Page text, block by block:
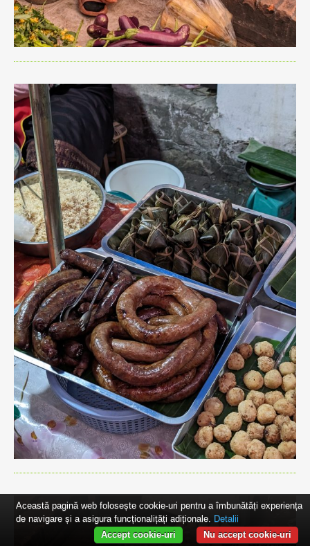
Această pagină web folosește cookie-uri pentru a îmbunătăți experiența
de navigare și a asigura funcționalițăți adiționale. Detalii
Nu accept cookie-uri
Accept cookie-uri